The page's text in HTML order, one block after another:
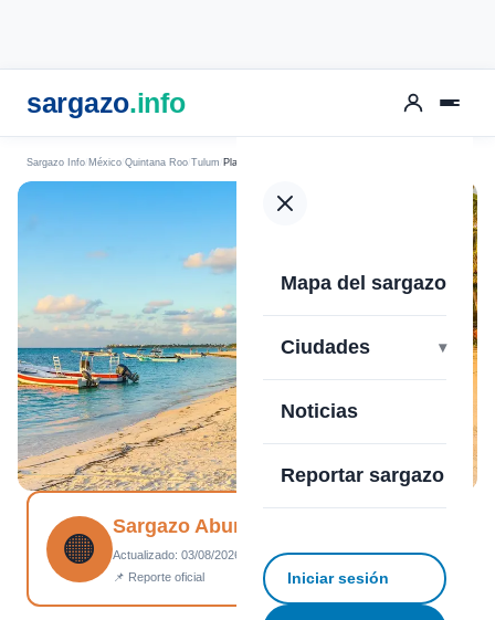
sargazo.info
Mapa del sargazo
Ciudades
Noticias
Reportar sargazo
Iniciar sesión
Sargazo Info México Quintana Roo Tulum Playa Akumal
Ver todas las fotos (5)
🟠
Sargazo Abundante
Actualizado: 03/08/2026 14:01
📌 Reporte oficial